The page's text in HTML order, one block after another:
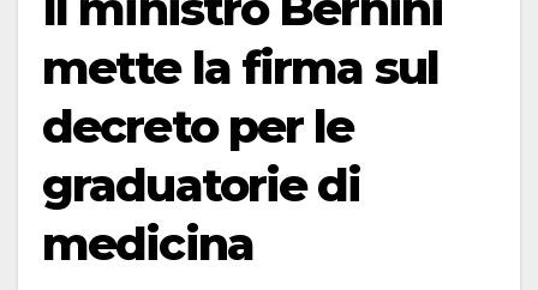
mette la firma sul
decreto per le
graduatorie di
medicina